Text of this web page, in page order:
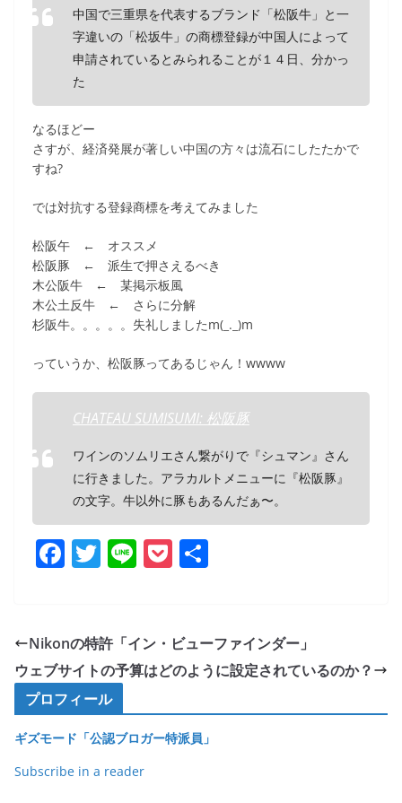
中国で三重県を代表するブランド「松阪牛」と一
字違いの「松坂牛」の商標登録が中国人によって
申請されているとみられることが１４日、分かっ
た
なるほどー
さすが、経済発展が著しい中国の方々は流石にしたたかで
すね?
では対抗する登録商標を考えてみました
松阪午 ← オススメ
松阪豚 ← 派生で押さえるべき
木公阪牛 ← 某掲示板風
木公土反牛 ← さらに分解
杉阪牛。。。。。失礼しましたm(_._)m
っていうか、松阪豚ってあるじゃん！wwww
CHATEAU SUMISUMI: 松阪豚
ワインのソムリエさん繋がりで『シュマン』さん
に行きました。アラカルトメニューに『松阪豚』
の文字。牛以外に豚もあるんだぁ〜。
F
e
b
o
o
k
T
er
Li P
et
Nikonの特許「イン・ビューファインダー」
ウェブサイトの予算はどのように設定されているのか？
プロフィール
ギズモード「公認ブロガー特派員」
Subscribe in a reader